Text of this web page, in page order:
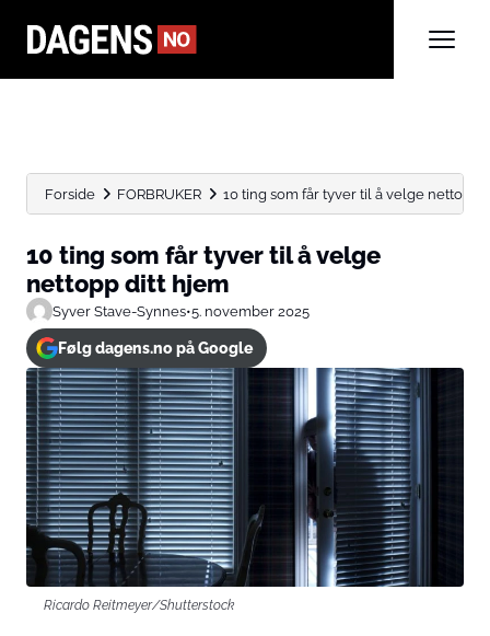
Forside FORBRUKER 10 ting som får tyver til å velge nettopp
10 ting som får tyver til å velge
nettopp ditt hjem
Syver Stave-Synnes•5. november 2025
Følg dagens.no på Google
Ricardo Reitmeyer/Shutterstock